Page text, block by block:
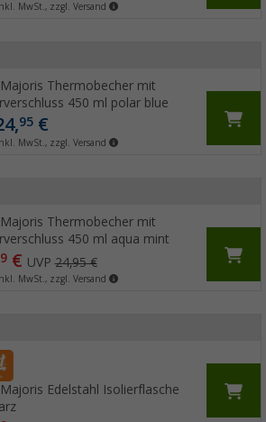
MwSt., zzgl. Versand
Majoris Thermobecher mit
450 ml polar blue
95€
MwSt., zzgl. Versand
Majoris Thermobecher mit
450 ml aqua mint
€ UVP24,95 €
MwSt., zzgl. Versand
Edelstahl Isolierflasche